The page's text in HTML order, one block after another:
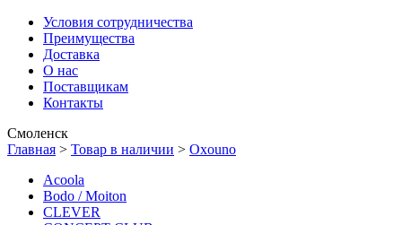
Условия сотрудничества
Преимущества
Доставка
О нас
Поставщикам
Контакты
Смоленск
Главная > Товар в наличии > Oxouno
Acoola
Bodo / Moiton
CLEVER